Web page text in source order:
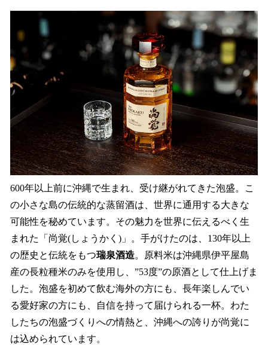
す
600年以上前に沖縄で生まれ、受け継がれてきた泡盛。こ
の小さな島の伝統的な蒸留酒は、世界に通用する大きな
可能性を秘めています。その魅力を世界に伝えるべく生
まれた「尚覚(しょうかく)」。手がけたのは、130年以上
の歴史と伝統をもつ瑞泉酒造。原料米は沖縄県伊平屋島
産の長粒種米のみを使用し、”53度”の原酒として仕上げま
した。泡盛を初めて飲む海外の方にも、長年楽しんでい
る愛好家の方にも、自信を持って届けられる一杯。わた
したちの泡盛づくりへの情熱と、沖縄への誇りが尚覚に
は込められています。